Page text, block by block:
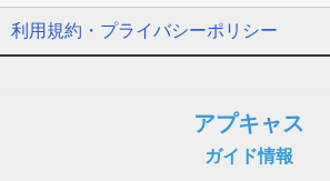
利用規約・プライバシーポリシー
アプキャス
ガイド情報